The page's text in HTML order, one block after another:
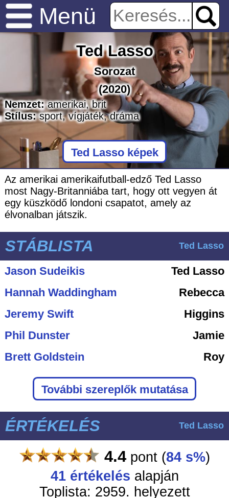
Menü
Ted Lasso
Sorozat
(2020)
Nemzet: amerikai,brit
Stílus: sport,vígjáték,dráma
Ted Lasso képek
Az amerikai amerikaifutball-edző Ted Lasso
most Nagy-Britanniába tart, hogy ott vegyen át
egy küszködő londoni csapatot, amely az
élvonalban játszik.
STÁBLISTA Ted Lasso
Jason Sudeikis
Ted Lasso
Hannah Waddingham
Rebecca
Jeremy Swift
Higgins
Phil Dunster
Jamie
Brett Goldstein
Roy
További szereplők mutatása
ÉRTÉKELÉS Ted Lasso
4.4pont (84 s%)
41értékelés alapján
Toplista: 2959. helyezett